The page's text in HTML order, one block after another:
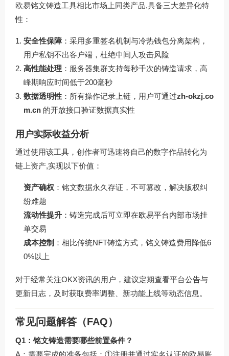
欧易铭文铸造工具相比市场上同类产品,具备三大差异化特
性：
安全性保障 ：采用多重签名机制与冷热钱包分离架构，
用户私钥不出客户端，杜绝中间人攻击风险
高性能处理 ：服务器集群支持每秒千次的铸造请求，高
峰期响应时间低于200毫秒
数据透明性 ：所有操作记录上链，用户可通过zh-okzj.co
m.cn 的开放接口验证数据真实性
用户实际收益分析
通过使用该工具，创作者可迅速将自己的数字作品转化为
链上资产,实现以下价值：
资产确权 ：铭文数据永久存证，不可篡改，解决版权纠
纷难题
流动性提升 ：铸造完成后可立即在欧易平台内部市场挂
单交易
成本控制 ：相比传统NFT铸造方式，铭文铸造费用降低6
0%以上
对于经常关注OKX资讯的用户，建议定期查看平台公告与
更新日志，及时获取费率调整、新功能上线等动态信息。
常见问题解答（FAQ）
Q1：铭文铸造需要哪些前置条件？
A：需要完成的准备包括：①注册并通过实名认证的欧易账